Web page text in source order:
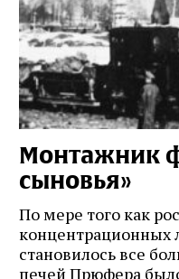
Монтажник
сыновья»
По мере того как
концентрационных
становилось все
печей Прюфера